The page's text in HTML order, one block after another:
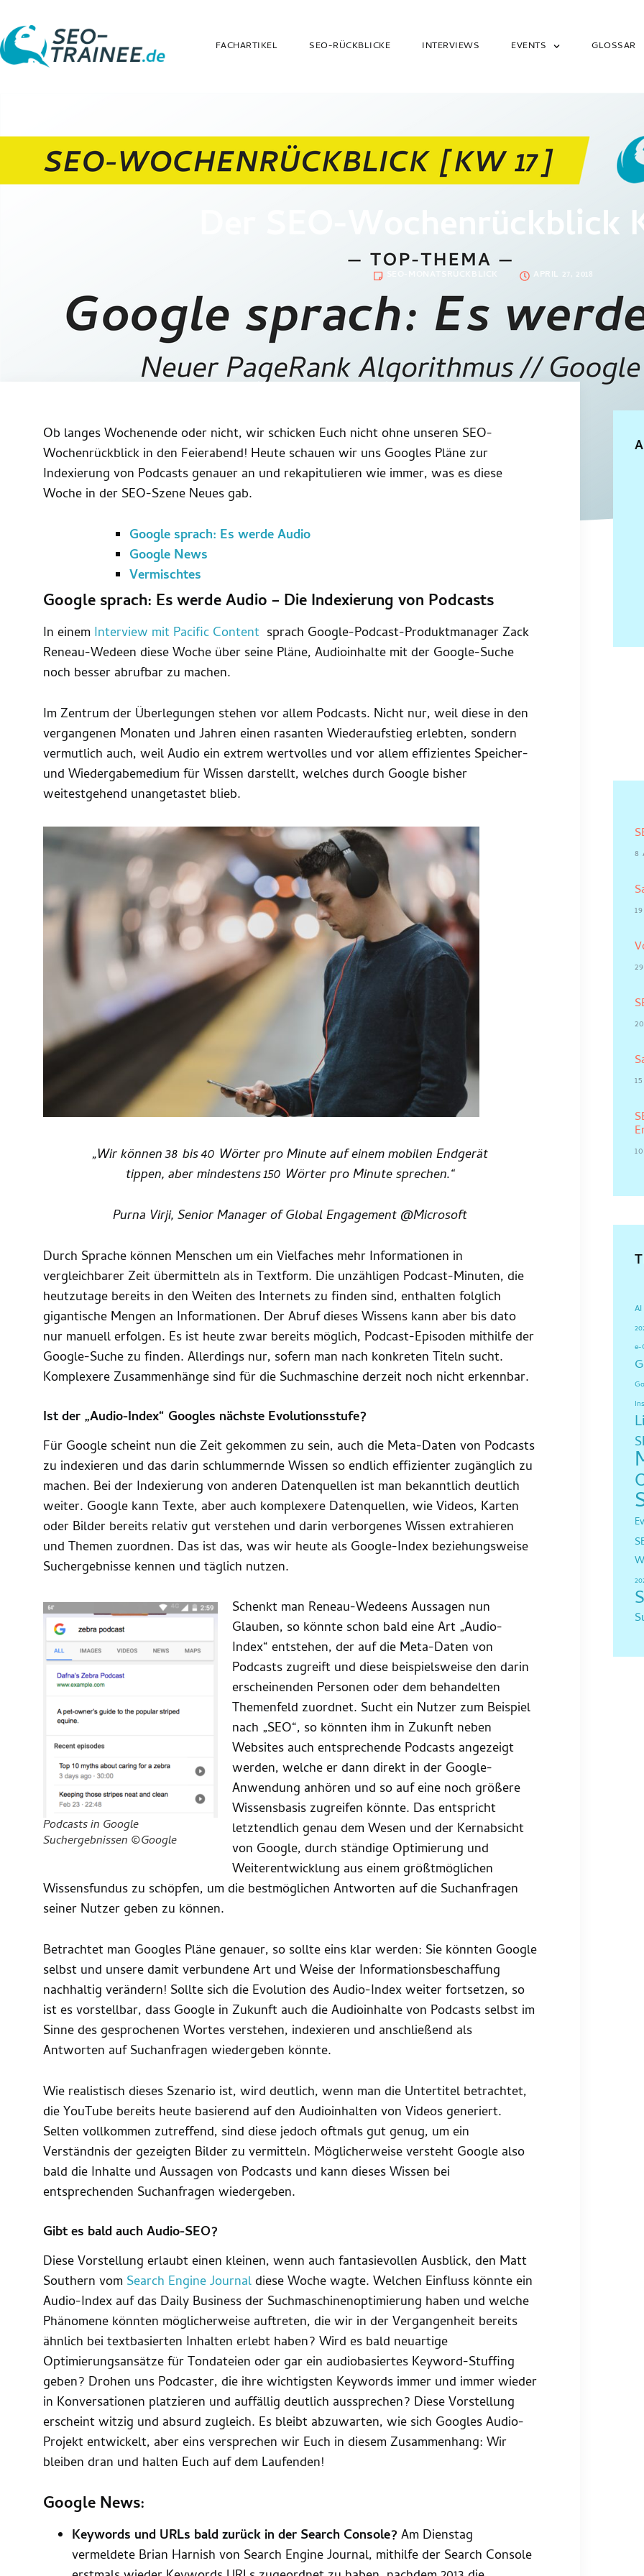
FACHARTIKEL SEO-RÜCKBLICKE INTERVIEWS EVENTS GLOSSAR
Der SEO-Wochenrückblick
SEO-MONATSRÜCKBLICK APRIL 27, 2018
Ob langes Wochenende oder nicht, wir schicken Euch nicht ohne unseren SEO-
Wochenrückblick in den Feierabend! Heute schauen wir uns Googles Pläne zur
Indexierung von Podcasts genauer an und rekapitulieren wie immer, was es diese
Woche in der SEO-Szene Neues gab.
Google sprach: Es werde Audio
Google News
Vermischtes
Google sprach: Es werde Audio – Die Indexierung von Podcasts
In einem Interview mit Pacific Content sprach Google-Podcast-Produktmanager Zack
Reneau-Wedeen diese Woche über seine Pläne, Audioinhalte mit der Google-Suche
noch besser abrufbar zu machen.
Im Zentrum der Überlegungen stehen vor allem Podcasts. Nicht nur, weil diese in den
vergangenen Monaten und Jahren einen rasanten Wiederaufstieg erlebten, sondern
vermutlich auch, weil Audio ein extrem wertvolles und vor allem effizientes Speicher-
und Wiedergabemedium für Wissen darstellt, welches durch Google bisher
weitestgehend unangetastet blieb.
„Wir können 38 bis 40 Wörter pro Minute auf einem mobilen Endgerät
tippen, aber mindestens 150 Wörter pro Minute sprechen.“
Purna Virji, Senior Manager of Global Engagement @Microsoft
Durch Sprache können Menschen um ein Vielfaches mehr Informationen in
vergleichbarer Zeit übermitteln als in Textform. Die unzähligen Podcast-Minuten, die
heutzutage bereits in den Weiten des Internets zu finden sind, enthalten folglich
gigantische Mengen an Informationen. Der Abruf dieses Wissens kann aber bis dato
nur manuell erfolgen. Es ist heute zwar bereits möglich, Podcast-Episoden mithilfe der
Google-Suche zu finden. Allerdings nur, sofern man nach konkreten Titeln sucht.
Komplexere Zusammenhänge sind für die Suchmaschine derzeit noch nicht erkennbar.
Ist der „Audio-Index“ Googles nächste Evolutionsstufe?
Für Google scheint nun die Zeit gekommen zu sein, auch die Meta-Daten von Podcasts
zu indexieren und das darin schlummernde Wissen so endlich effizienter zugänglich zu
machen. Bei der Indexierung von anderen Datenquellen ist man bekanntlich deutlich
weiter. Google kann Texte, aber auch komplexere Datenquellen, wie Videos, Karten
oder Bilder bereits relativ gut verstehen und darin verborgenes Wissen extrahieren
und Themen zuordnen. Das ist das, was wir heute als Google-Index beziehungsweise
Suchergebnisse kennen und täglich nutzen.
Podcasts in Google
Suchergebnissen ©Google
Schenkt man Reneau-Wedeens Aussagen nun
Glauben, so könnte schon bald eine Art „Audio-
Index“ entstehen, der auf die Meta-Daten von
Podcasts zugreift und diese beispielsweise den darin
erscheinenden Personen oder dem behandelten
Themenfeld zuordnet. Sucht ein Nutzer zum Beispiel
nach „SEO“, so könnten ihm in Zukunft neben
Websites auch entsprechende Podcasts angezeigt
werden, welche er dann direkt in der Google-
Anwendung anhören und so auf eine noch größere
Wissensbasis zugreifen könnte. Das entspricht
letztendlich genau dem Wesen und der Kernabsicht
von Google, durch ständige Optimierung und
Weiterentwicklung aus einem größtmöglichen
Wissensfundus zu schöpfen, um die bestmöglichen Antworten auf die Suchanfragen
seiner Nutzer geben zu können.
Betrachtet man Googles Pläne genauer, so sollte eins klar werden: Sie könnten Google
selbst und unsere damit verbundene Art und Weise der Informationsbeschaffung
nachhaltig verändern! Sollte sich die Evolution des Audio-Index weiter fortsetzen, so
ist es vorstellbar, dass Google in Zukunft auch die Audioinhalte von Podcasts selbst im
Sinne des gesprochenen Wortes verstehen, indexieren und anschließend als
Antworten auf Suchanfragen wiedergeben könnte.
Wie realistisch dieses Szenario ist, wird deutlich, wenn man die Untertitel betrachtet,
die YouTube bereits heute basierend auf den Audioinhalten von Videos generiert.
Selten vollkommen zutreffend, sind diese jedoch oftmals gut genug, um ein
Verständnis der gezeigten Bilder zu vermitteln. Möglicherweise versteht Google also
bald die Inhalte und Aussagen von Podcasts und kann dieses Wissen bei
entsprechenden Suchanfragen wiedergeben.
Gibt es bald auch Audio-SEO?
Diese Vorstellung erlaubt einen kleinen, wenn auch fantasievollen Ausblick, den Matt
Southern vom Search Engine Journaldiese Woche wagte. Welchen Einfluss könnte ein
Audio-Index auf das Daily Business der Suchmaschinenoptimierung haben und welche
Phänomene könnten möglicherweise auftreten, die wir in der Vergangenheit bereits
ähnlich bei textbasierten Inhalten erlebt haben? Wird es bald neuartige
Optimierungsansätze für Tondateien oder gar ein audiobasiertes Keyword-Stuffing
geben? Drohen uns Podcaster, die ihre wichtigsten Keywords immer und immer wieder
in Konversationen platzieren und auffällig deutlich aussprechen? Diese Vorstellung
erscheint witzig und absurd zugleich. Es bleibt abzuwarten, wie sich Googles Audio-
Projekt entwickelt, aber eins versprechen wir Euch in diesem Zusammenhang: Wir
bleiben dran und halten Euch auf dem Laufenden!
Google News:
Keywords und URLs bald zurück in der Search Console? Am Dienstag
vermeldete Brian Harnish von Search Engine Journal, mithilfe der Search Console
8
AI
e-